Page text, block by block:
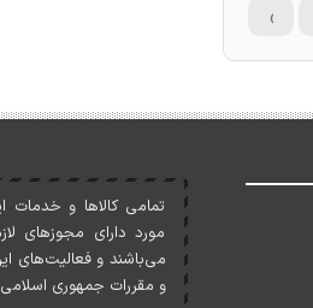
›
تمامی کالاها و
مورد دارای مجوزهای
می‌باشند و فعاليت‌های
و مقررات جمهوری